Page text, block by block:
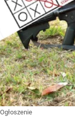
Ogłoszenie